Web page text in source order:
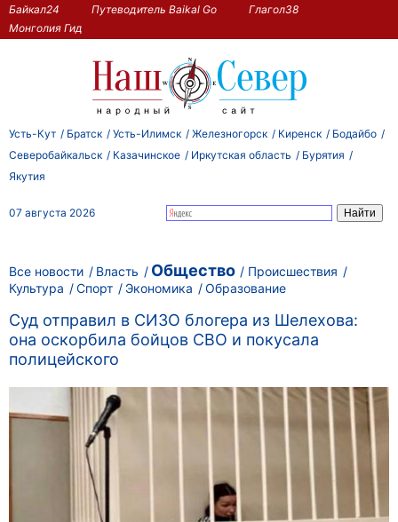
Байкал24 Путеводитель Baikal Go
Глагол38
Монголия Гид
Усть-Кут Братск Усть-Илимск Железногорск Киренск
Бодайбо
Северобайкальск
Казачинское Иркутская область
Бурятия
Якутия
07 августа 2026
Все новости Власть Общество
Происшествия
Культура
Спорт Экономика Образование
Суд отправил в СИЗО блогера из Шелехова:
она оскорбила бойцов СВО и покусала
полицейского